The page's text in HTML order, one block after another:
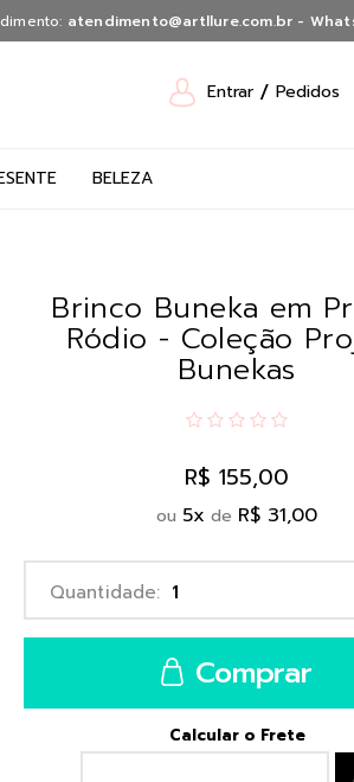
atendimento@artllure.com.br -
Entrar Pedidos
BELEZA
Brinco Buneka em
Ródio - Coleção
Bunekas
R$ 155,00
ou 5x de R$ 31,00
Comprar
Calcular o Frete